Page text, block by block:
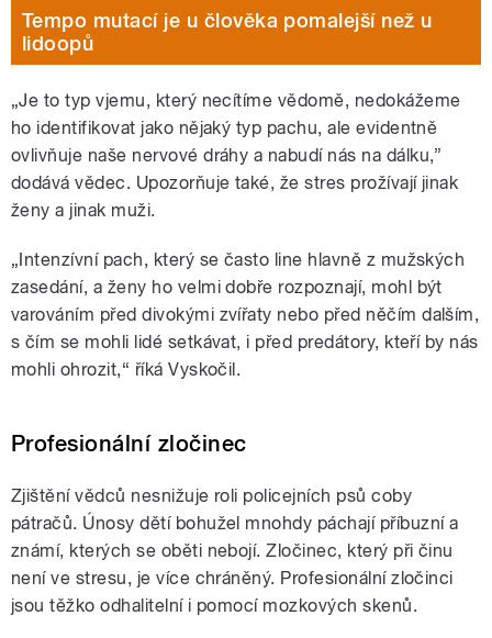
Tempo mutací je u člověka pomalejší než u
lidoopů
„Je to typ vjemu, který necítíme vědomě, nedokážeme
ho identifikovat jako nějaký typ pachu, ale evidentně
ovlivňuje naše nervové dráhy a nabudí nás na dálku,”
dodává vědec. Upozorňuje také, že stres prožívají jinak
ženy a jinak muži.
„Intenzívní pach, který se často line hlavně z mužských
zasedání, a ženy ho velmi dobře rozpoznají, mohl být
varováním před divokými zvířaty nebo před něčím dalším,
s čím se mohli lidé setkávat, i před predátory, kteří by nás
mohli ohrozit,“ říká Vyskočil.
Profesionální zločinec
Zjištění vědců nesnižuje roli policejních psů coby
pátračů. Únosy dětí bohužel mnohdy páchají příbuzní a
známí, kterých se oběti nebojí. Zločinec, který při činu
není ve stresu, je více chráněný. Profesionální zločinci
jsou těžko odhalitelní i pomocí mozkových skenů.